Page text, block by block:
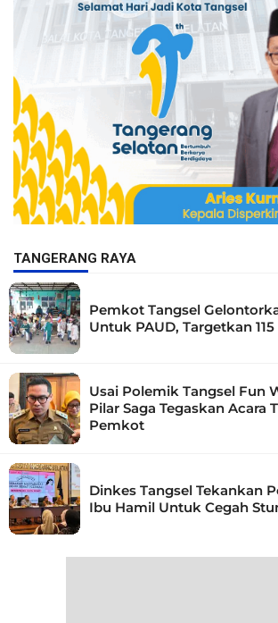
TANGERANG RAYA
Pemkot Tangsel
Untuk PAUD, Targetkan
Usai Polemik Tangsel Fun
Pilar Saga Tegaskan Acara
Pemkot
Dinkes Tangsel Tekankan
Ibu Hamil Untuk Cegah